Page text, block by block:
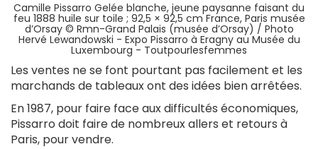
Camille Pissarro Gelée blanche, jeune paysanne faisant du
feu 1888 huile sur toile ; 92,5 × 92,5 cm France, Paris musée
d’Orsay © Rmn-Grand Palais (musée d’Orsay) / Photo
Hervé Lewandowski - Expo Pissarro à Eragny au Musée du
Luxembourg - Toutpourlesfemmes
Les ventes ne se font pourtant pas facilement et les
marchands de tableaux ont des idées bien arrêtées.
En 1987, pour faire face aux difficultés économiques,
Pissarro doit faire de nombreux allers et retours à
Paris, pour vendre.